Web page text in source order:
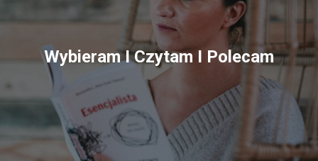
Wybieram I Czytam I Polecam